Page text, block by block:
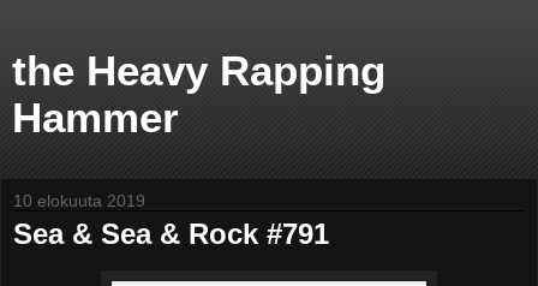
the Heavy Rapping
Hammer
10 elokuuta 2019
Sea & Sea & Rock #791